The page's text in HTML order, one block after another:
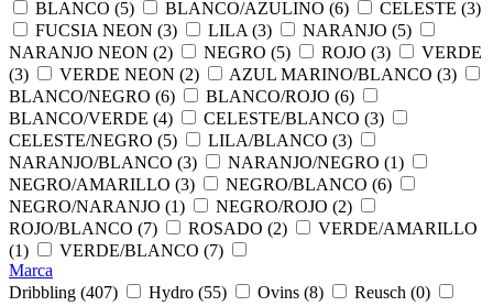
BLANCO (5)
BLANCO/AZULINO (6)
CELESTE (3)
FUCSIA NEON (3)
LILA (3)
NARANJO (5)
NARANJO NEON (2)
NEGRO (5) ROJO (3)
VERDE
(3)
VERDE NEON (2)
AZUL MARINO/BLANCO (3)
BLANCO/NEGRO (6)
BLANCO/ROJO (6)
BLANCO/VERDE (4)
CELESTE/BLANCO (3)
CELESTE/NEGRO (5)
LILA/BLANCO (3)
NARANJO/BLANCO (3)
NARANJO/NEGRO (1)
NEGRO/AMARILLO (3)
NEGRO/BLANCO (6)
NEGRO/NARANJO (1)
NEGRO/ROJO (2)
ROJO/BLANCO (7)
ROSADO (2)
VERDE/AMARILLO
(1)
VERDE/BLANCO (7)
Marca
Dribbling (407)
Hydro (55) Ovins (8)
Reusch (0)